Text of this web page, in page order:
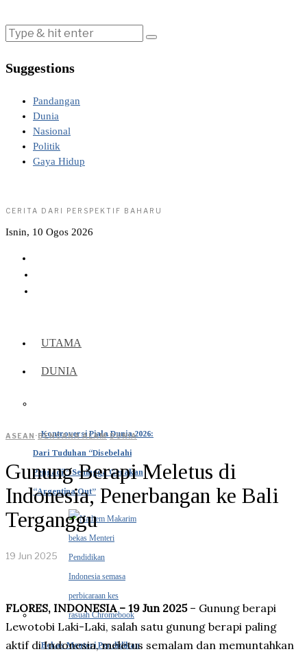
Suggestions
Pandangan
Dunia
Nasional
Politik
Gaya Hidup
CERITA DARI PERSPEKTIF BAHARU
Isnin, 10 Ogos 2026
UTAMA
DUNIA
Kontroversi Piala Dunia 2026:
Dari Tuduhan “Disebelahi
Pengadil” Sehingga Gerakan
“Argentina Out”
Bekas Menteri Pendidikan
ASEAN ·BENCANA ALAM·DUNIA
Gunung Berapi Meletus di
Indonesia, Penerbangan ke Bali
Terganggu
19 Jun 2025
FLORES, INDONESIA – 19 Jun 2025– Gunung berapi
Lewotobi Laki-Laki, salah satu gunung berapi paling
aktif di Indonesia, meletus semalam dan memuntahkan